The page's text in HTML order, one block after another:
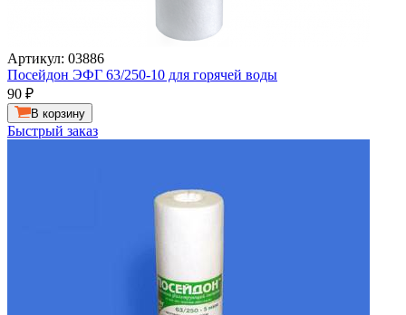
Артикул: 03886
Посейдон ЭФГ 63/250-10 для горячей воды
90 ₽
В корзину
Быстрый заказ